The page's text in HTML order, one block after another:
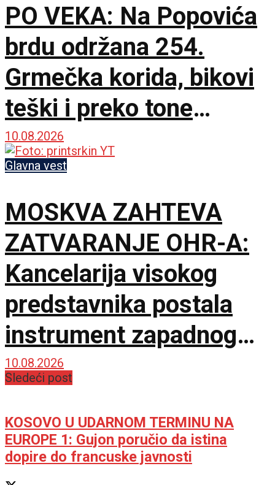
PO VEKA: Na Popovića
brdu održana 254.
Grmečka korida, bikovi
teški i preko tone
ukrstili rogove
10.08.2026
Glavna vest
MOSKVA ZAHTEVA
ZATVARANJE OHR-A:
Kancelarija visokog
predstavnika postala
instrument zapadnog
neokolonijalizma
10.08.2026
Sledeći post
KOSOVO U UDARNOM TERMINU NA
EUROPE 1: Gujon poručio da istina
dopire do francuske javnosti